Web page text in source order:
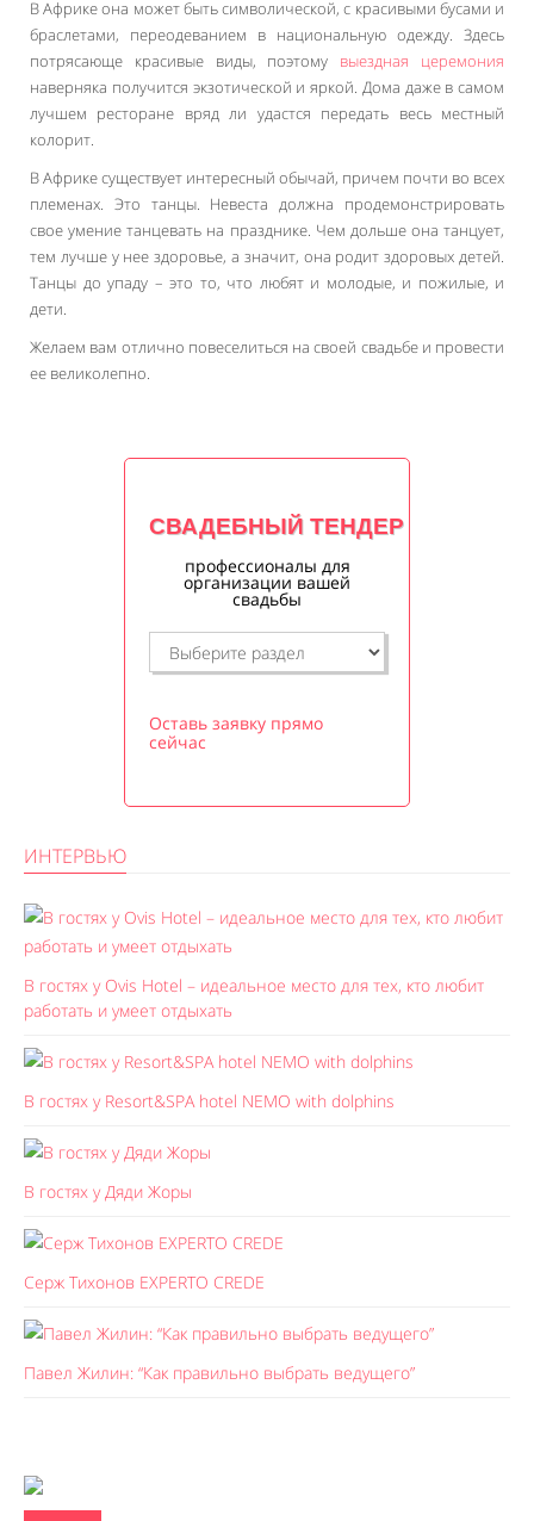
В Африке она может быть символической, с красивыми бусами и
браслетами, переодеванием в национальную одежду. Здесь
потрясающе красивые виды, поэтому выездная церемония
наверняка получится экзотической и яркой. Дома даже в самом
лучшем ресторане вряд ли удастся передать весь местный
колорит.
В Африке существует интересный обычай, причем почти во всех
племенах. Это танцы. Невеста должна продемонстрировать
свое умение танцевать на празднике. Чем дольше она танцует,
тем лучше у нее здоровье, а значит, она родит здоровых детей.
Танцы до упаду – это то, что любят и молодые, и пожилые, и
дети.
Желаем вам отлично повеселиться на своей свадьбе и провести
ее великолепно.
СВАДЕБНЫЙ ТЕНДЕР
профессионалы для
организации вашей
свадьбы
Оставь заявку прямо
сейчас
ИНТЕРВЬЮ
В гостях у Ovis Hotel – идеальное место для тех, кто любит
работать и умеет отдыхать
В гостях у Resort&SPA hotel NEMO with dolphins
В гостях у Дяди Жоры
Серж Тихонов EXPERTO CREDE
Павел Жилин: “Как правильно выбрать ведущего”